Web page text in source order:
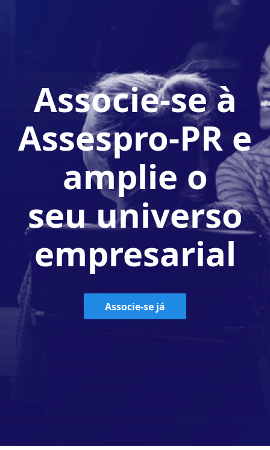
Associe-se à
Assespro-PR e
amplie o
seu universo
empresarial
Associe-se já